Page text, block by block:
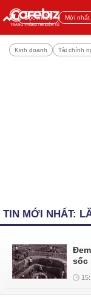
Đọc nhiều Mới nhất
Kinh doanh Tài chính
TIN MỚI NHẤT:
sốc